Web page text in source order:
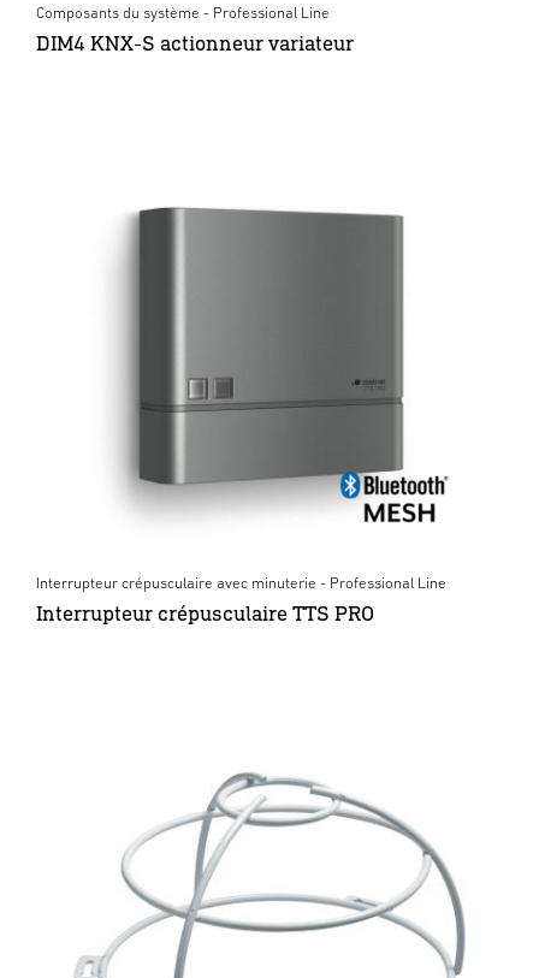
Composants du système - Professional Line
DIM4 KNX-S actionneur variateur
Interrupteur crépusculaire avec minuterie - Professional Line
Interrupteur crépusculaire TTS PRO